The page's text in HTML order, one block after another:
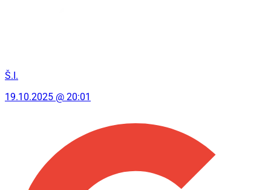
Š.I.
19.10.2025 @ 20:01